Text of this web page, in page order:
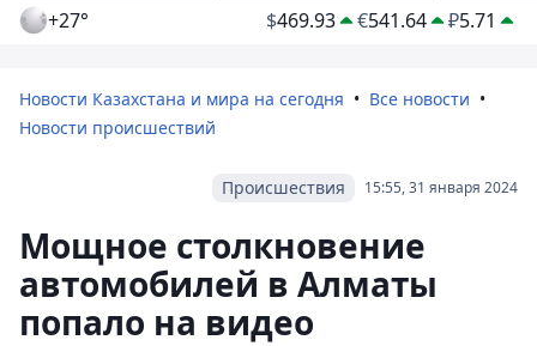
+27° $469.93 €541.64 ₽5.71
Новости Казахстана и мира на сегодня
Все новости
Новости происшествий
15:55, 31 января 2024
Происшествия
Мощное столкновение
автомобилей в Алматы
попало на видео